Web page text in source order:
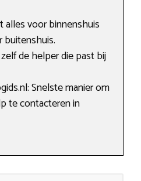
alles voor binnenshuis
buitenshuis.
de helper die past bij
Snelste manier om
te contacteren in